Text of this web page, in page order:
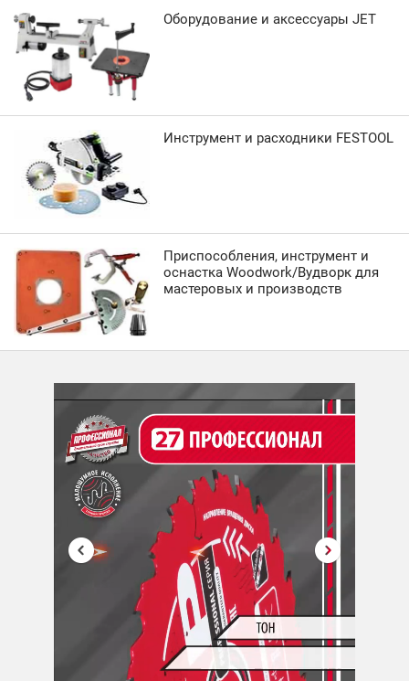
Оборудование и аксессуары JET
Инструмент и расходники FESTOOL
Приспособления, инструмент и
оснастка Woodwork/Вудворк для
мастеровых и производств